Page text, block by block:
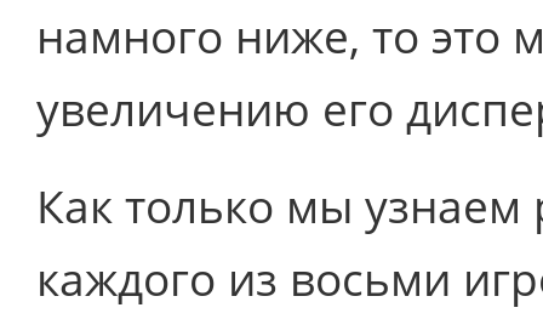
намного ниже, то это
увеличению его
Как только мы
каждого из восьми